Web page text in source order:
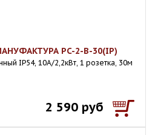
PC-2-B-30(IP)
IP54, 10A/2,2кВт, 1 розетка, 30м
2 590 руб